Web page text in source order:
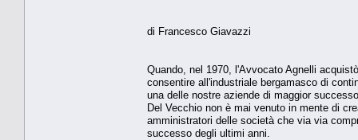
di Francesco Giavazzi
Quando, nel 1970, l'Avvocato Agnelli
consentire all'industriale bergamasco di
una delle nostre aziende di maggior
Del Vecchio non è mai venuto in mente di
amministratori delle società che via via
successo degli ultimi anni.